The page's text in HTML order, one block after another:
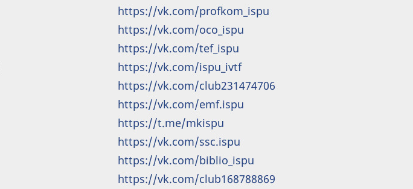
https://vk.com/profkom_ispu
https://vk.com/oco_ispu
https://vk.com/tef_ispu
https://vk.com/ispu_ivtf
https://vk.com/club231474706
https://vk.com/emf.ispu
https://t.me/mkispu
https://vk.com/ssc.ispu
https://vk.com/biblio_ispu
https://vk.com/club168788869